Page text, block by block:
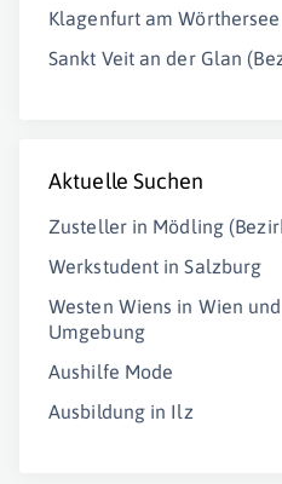
Klagenfurt am Wörthersee
Sankt Veit an der Glan
Aktuelle Suchen
Zusteller in Mödling
Werkstudent in Salzburg
Westen Wiens in Wien und
Umgebung
Aushilfe Mode
Ausbildung in Ilz